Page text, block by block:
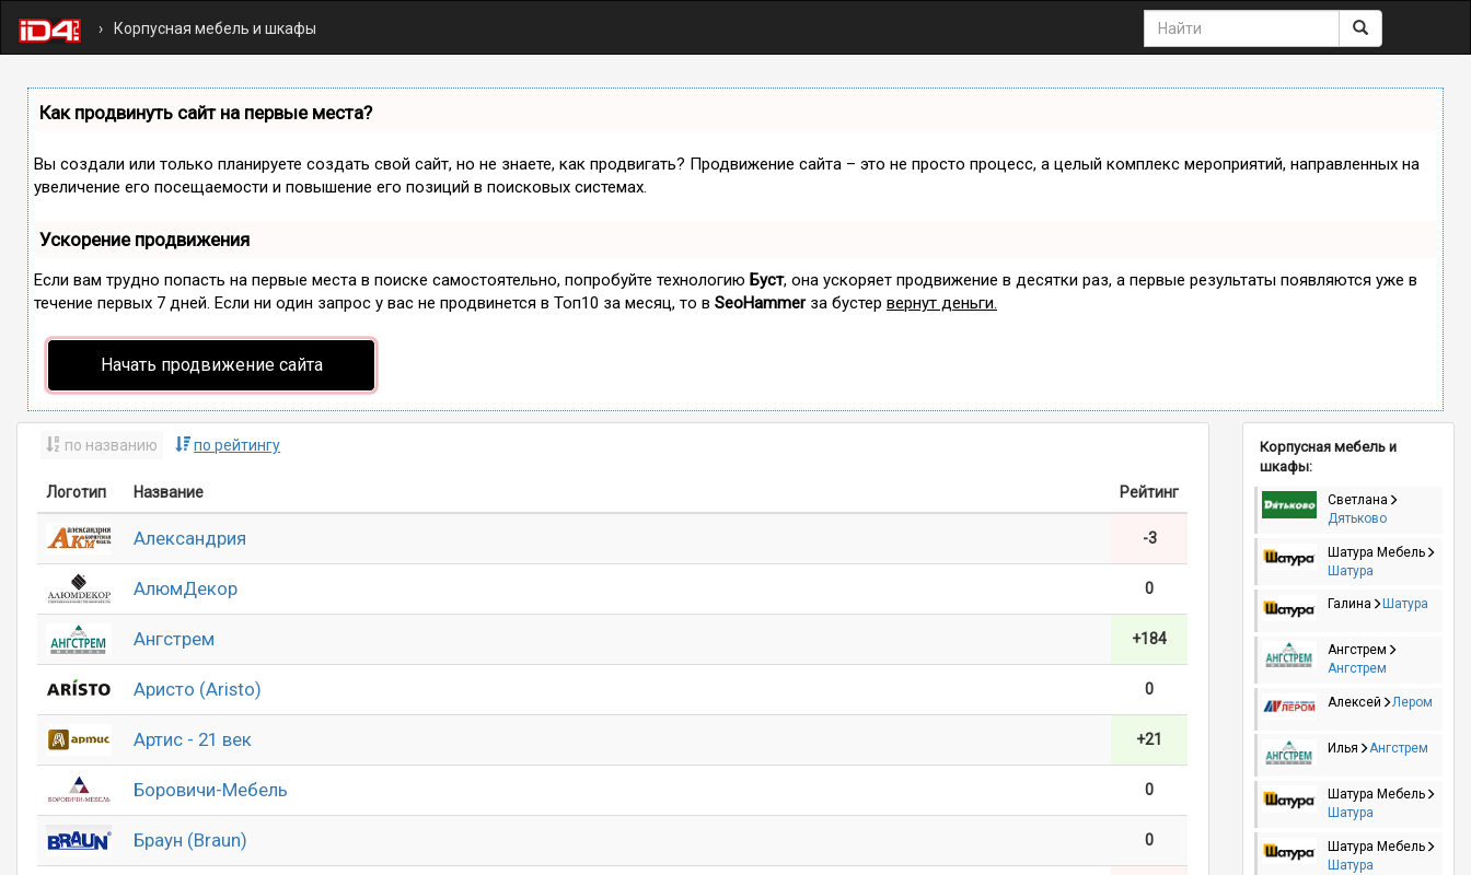
Корпусная мебель и шкафы
Как продвинуть сайт на первые места?
Вы создали или только планируете создать свой сайт, но не знаете, как продвигать? Продвижение сайта – это не просто процесс, а целый комплекс мероприятий, направленных на
увеличение его посещаемости и повышение его позиций в поисковых системах.
Ускорение продвижения
Если вам трудно попасть на первые места в поиске самостоятельно, попробуйте технологию Буст, она ускоряет продвижение в десятки раз, а первые результаты появляются уже в
течение первых 7 дней. Если ни один запрос у вас не продвинется в Топ10 за месяц, то в SeoHammerза бустер вернут деньги.
Начать продвижение сайта
по названию по рейтингу
Логотип Название Рейтинг
Александрия -3
АлюмДекор 0
Ангстрем +184
Аристо (Aristo) 0
Артис - 21 век +21
Боровичи-Мебель 0
Браун (Braun) 0
Корпусная мебель и
шкафы:
Светлана
Дятьково
Шатура Мебель
Шатура
Галина Шатура
Ангстрем
Ангстрем
Алексей Лером
Илья Ангстрем
Шатура Мебель
Шатура
Шатура Мебель
Шатура